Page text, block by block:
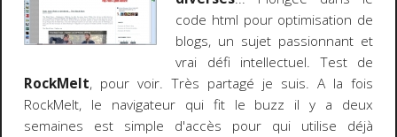
code html pour optimisation de
blogs, un sujet passionnant et
vrai défi intellectuel. Test de
RockMelt, pour voir. Très partagé je suis. A la fois
RockMelt, le navigateur qui fit le buzz il y a deux
semaines est simple d'accès pour qui utilise déjà